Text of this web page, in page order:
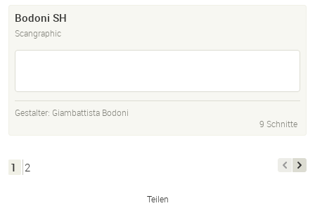
Bodoni SH
Scangraphic
Gestalter: Giambattista Bodoni
9 Schnitte
1 2
Teilen